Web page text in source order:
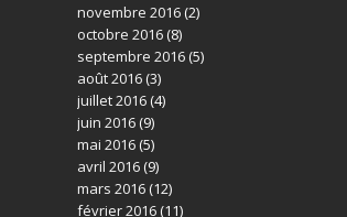
novembre 2016(2)
octobre 2016(8)
septembre 2016(5)
août 2016(3)
juillet 2016(4)
juin 2016(9)
mai 2016(5)
avril 2016(9)
mars 2016(12)
février 2016(11)